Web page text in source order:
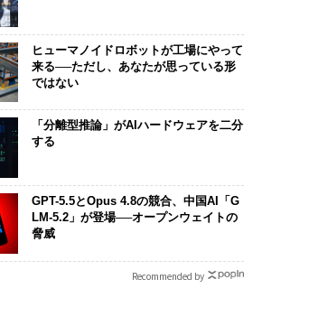
ヒューマノイドロボットが工場にやって
来る──ただし、あなたが思っている形
ではない
「分離型推論」がAIハードウェアを二分
する
GPT-5.5とOpus 4.8の競合、中国AI「G
LM-5.2」が登場──オープンウェイトの
脅威
Recommended by